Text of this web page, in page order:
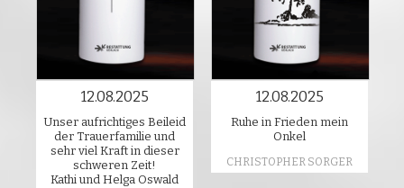
12.08.2025
Unser aufrichtiges Beileid
der Trauerfamilie und
sehr viel Kraft in dieser
schweren Zeit!
Kathi und Helga Oswald
12.08.2025
Ruhe in Frieden mein
Onkel
CHRISTOPHER SORGER